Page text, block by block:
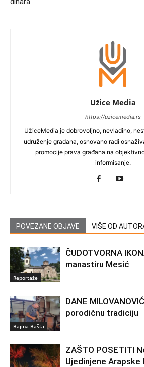
Užice Media
https://uzicemedia.rs
UžiceMedia je dobrovoljno, nevladino,
udruženje građana, osnovano radi
promocije prava građana na
informisanje.
POVEZANE OBJAVE VIŠE OD
Reportaže
ČUDOTVORNA
manastiru Mesić
Bajina Bašta
DANE
porodičnu tradiciju
ZAŠTO POSETITI
Ujedinjene Arapske